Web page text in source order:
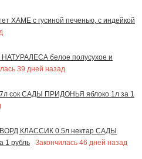
ХАМЕ с гусиной печенью, с индейкой
НАТУРАЛЕСА белое полусухое и
39 дней назад
сок САДЫ ПРИДОНЬЯ яблоко 1л за 1
КЛАССИК 0.5л нектар САДЫ
1 рубль
Закончилась 46 дней назад